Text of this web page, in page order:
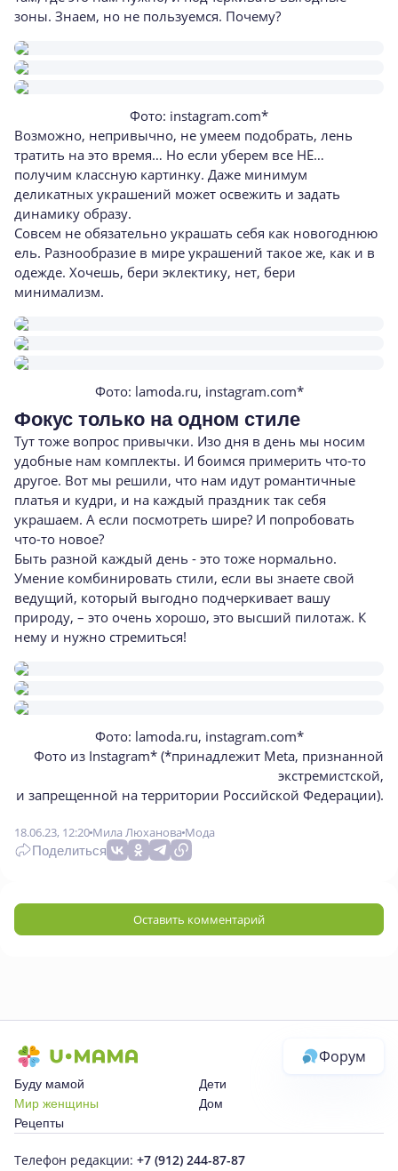
зоны. Знаем, но не пользуемся. Почему?
Фото: instagram.com*
Возможно, непривычно, не умеем подобрать, лень
тратить на это время… Но если уберем все НЕ…
получим классную картинку. Даже минимум
деликатных украшений может освежить и задать
динамику образу.
Совсем не обязательно украшать себя как новогоднюю
ель. Разнообразие в мире украшений такое же, как и в
одежде. Хочешь, бери эклектику, нет, бери
минимализм.
Фото: lamoda.ru, instagram.com*
Фокус только на одном стиле
Тут тоже вопрос привычки. Изо дня в день мы носим
удобные нам комплекты. И боимся примерить что-то
другое. Вот мы решили, что нам идут романтичные
платья и кудри, и на каждый праздник так себя
украшаем. А если посмотреть шире? И попробовать
что-то новое?
Быть разной каждый день - это тоже нормально.
Умение комбинировать стили, если вы знаете свой
ведущий, который выгодно подчеркивает вашу
природу, – это очень хорошо, это высший пилотаж. К
нему и нужно стремиться!
Фото: lamoda.ru, instagram.com*
Фото из Instagram* (*принадлежит Meta, признанной
экстремистской,
и запрещенной на территории Российской Федерации).
18.06.23, 12:20 Мила Люханова Мода
Поделиться
Оставить комментарий
Форум
Буду мамой
Дети
Мир женщины
Дом
Рецепты
Телефон редакции: +7 (912) 244-87-87